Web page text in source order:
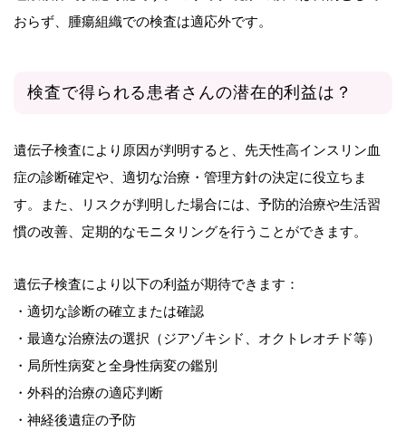
おらず、腫瘍組織での検査は適応外です。
検査で得られる患者さんの潜在的利益は？
遺伝子検査により原因が判明すると、先天性高インスリン血
症の診断確定や、適切な治療・管理方針の決定に役立ちま
す。また、リスクが判明した場合には、予防的治療や生活習
慣の改善、定期的なモニタリングを行うことができます。
遺伝子検査により以下の利益が期待できます：
・適切な診断の確立または確認
・最適な治療法の選択（ジアゾキシド、オクトレオチド等）
・局所性病変と全身性病変の鑑別
・外科的治療の適応判断
・神経後遺症の予防